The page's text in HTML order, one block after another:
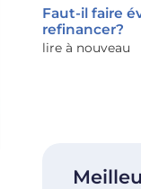
Faut-il faire
refinancer?
lire à nouveau